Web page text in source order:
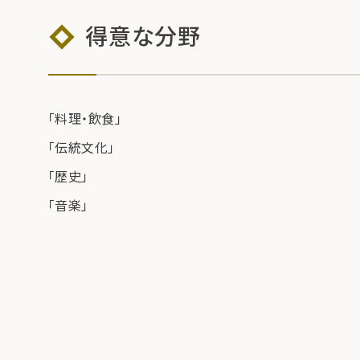
得意な分野
「料理・飲食」
「伝統文化」
「歴史」
「音楽」